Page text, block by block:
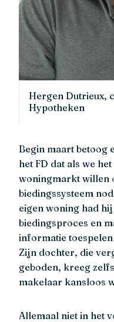
Hergen Dutrieux,
Hypotheken
Begin maart betoog
het FD dat als we
woningmarkt willen
biedingssysteem
eigen woning had
biedingsproces en
informatie
Zijn dochter, die
geboden, kreeg
makelaar kansloos
Allemaal niet in het